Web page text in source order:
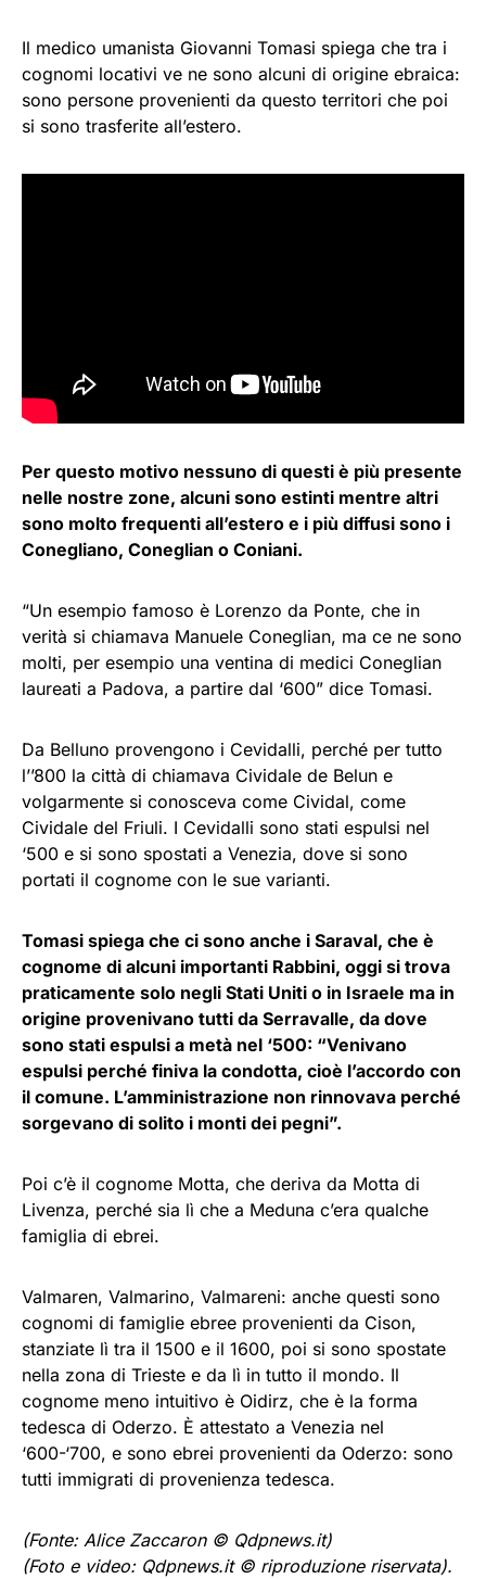
Il medico umanista Giovanni Tomasi spiega che tra i
cognomi locativi ve ne sono alcuni di origine ebraica:
sono persone provenienti da questo territori che poi
si sono trasferite all’estero.
Per questo motivo nessuno di questi è più presente
nelle nostre zone, alcuni sono estinti mentre altri
sono molto frequenti all’estero e i più diffusi sono i
Conegliano, Coneglian o Coniani.
“Un esempio famoso è Lorenzo da Ponte, che in
verità si chiamava Manuele Coneglian, ma ce ne sono
molti, per esempio una ventina di medici Coneglian
laureati a Padova, a partire dal ‘600” dice Tomasi.
Da Belluno provengono i Cevidalli, perché per tutto
l’’800 la città di chiamava Cividale de Belun e
volgarmente si conosceva come Cividal, come
Cividale del Friuli. I Cevidalli sono stati espulsi nel
‘500 e si sono spostati a Venezia, dove si sono
portati il cognome con le sue varianti.
Tomasi spiega che ci sono anche i Saraval, che è
cognome di alcuni importanti Rabbini, oggi si trova
praticamente solo negli Stati Uniti o in Israele ma in
origine provenivano tutti da Serravalle, da dove
sono stati espulsi a metà nel ‘500: “Venivano
espulsi perché finiva la condotta, cioè l’accordo con
il comune. L’amministrazione non rinnovava perché
sorgevano di solito i monti dei pegni”.
Poi c’è il cognome Motta, che deriva da Motta di
Livenza, perché sia lì che a Meduna c’era qualche
famiglia di ebrei.
Valmaren, Valmarino, Valmareni: anche questi sono
cognomi di famiglie ebree provenienti da Cison,
stanziate lì tra il 1500 e il 1600, poi si sono spostate
nella zona di Trieste e da lì in tutto il mondo. Il
cognome meno intuitivo è Oidirz, che è la forma
tedesca di Oderzo. È attestato a Venezia nel
‘600-‘700, e sono ebrei provenienti da Oderzo: sono
tutti immigrati di provenienza tedesca.
(Fonte: Alice Zaccaron © Qdpnews.it)
(Foto e video: Qdpnews.it © riproduzione riservata).